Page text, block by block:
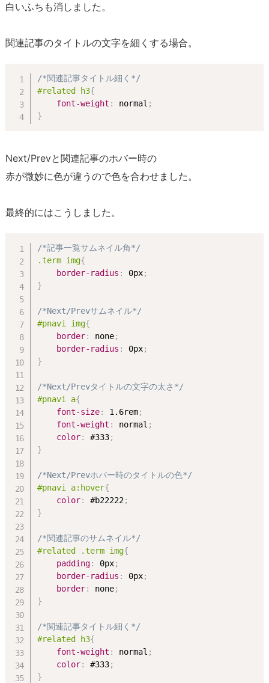
白いふちも消しました。
関連記事のタイトルの文字を細くする場合。
/*関連記事タイトル細く*/
#related h3{
font-weight : normal ;
}
Next/Prevと関連記事のホバー時の
赤が微妙に色が違うので色を合わせました。
最終的にはこうしました。
/*記事一覧サムネイル角*/
.term img{
border-radius : 0px;
}
/*Next/Prevサムネイル*/
#pnavi img{
border: none;
border-radius : 0px;
}
/*Next/Prevタイトルの文字の太さ*/
#pnavi a{
font-size: 1.6rem;
font-weight : normal ;
color: #333;
}
/*Next/Prevホバー時のタイトルの色*/
#pnavi a:hover{
color: #b22222;
}
/*関連記事のサムネイル*/
#related .term img{
padding: 0px;
border-radius : 0px;
border: none;
}
/*関連記事タイトル細く*/
#related h3{
font-weight : normal ;
color: #333;
}